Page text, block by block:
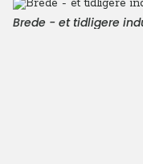
Brede - et tidligere